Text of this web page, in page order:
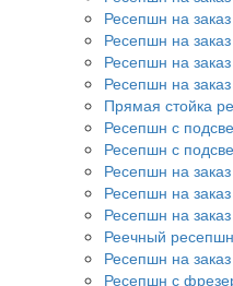
Ресепшн на
Ресепшн на
Ресепшн на
Ресепшн на
Прямая стойка
Ресепшн с
Ресепшн с
Ресепшн на
Ресепшн на
Ресепшн на
Реечный
Ресепшн на
Ресепшн с